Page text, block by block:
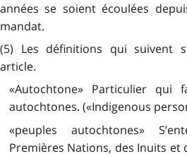
années se soient écoulées
mandat.
(5) Les définitions qui suivent
article.
«Autochtone» Particulier qui
autochtones. («Indigenous
«peuples autochtones»
Premières Nations, des Inuits et